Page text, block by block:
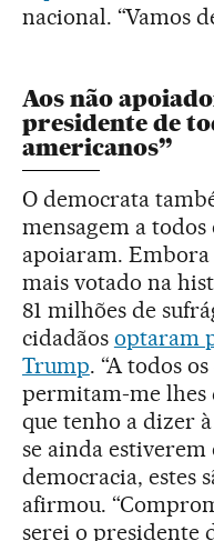
nacional. “Vamos
Aos não
presidente de
americanos”
O democrata
mensagem a
apoiaram.
mais votado na
81 milhões de
cidadãos optaram
Trump. “A todos
permitam-me lhes
que tenho a dizer
se ainda estiverem
democracia, estes
afirmou.
serei o presidente